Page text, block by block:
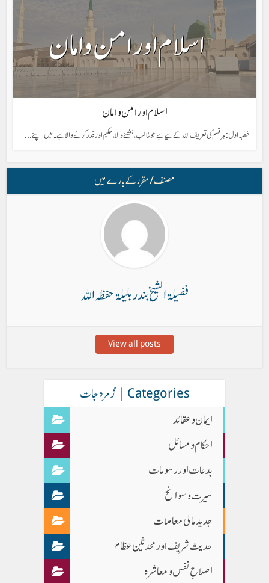
اسلام اور امن و امان
خطبہ اول: ہر قسم کی تعریف اللہ کے لیے ہے جو غالب، بخشنے والا، حکیم اور قدر کرنے والا ہے۔ میں اپنے...
مصنف/ مقرر کے بارے میں
فضیلۃ الشیخ بندر بلیلۃ حفظہ اللہ
View all posts
Categories | زُمرہ جات
ایمان وعقائد
احکام و مسائل
بدعات اور رسومات
سیرت و سوانح
جدید مالی معاملات
حدیث شریف اور محدثین عظام
اصلاحِ نفس و معاشرہ